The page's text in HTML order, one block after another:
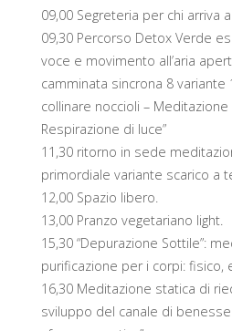
09,00 Segreteria per chi arriva
09,30 Percorso Detox Verde
voce e movimento all’aria
camminata sincrona 8 variante
collinare noccioli –
Respirazione di luce”
11,30 ritorno in sede
primordiale variante scarico a
12,00 Spazio libero.
13,00 Pranzo vegetariano light.
15,30 “Depurazione Sottile”:
purificazione per i corpi: fisico,
16,30 Meditazione statica di
sviluppo del canale di